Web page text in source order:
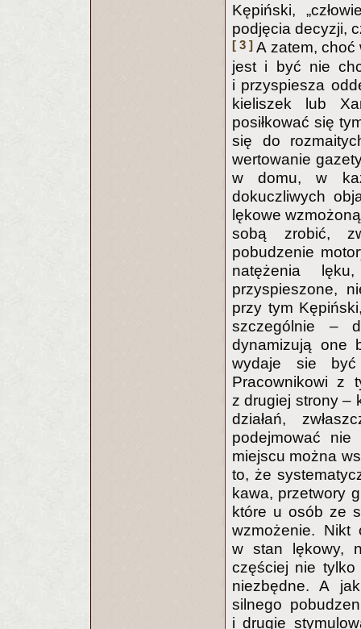
Kępiński,
podjęcia decyzji,
[ 3 ] A zatem, choć
jest i być nie
i przyspiesza
kieliszek lub
posiłkować się
się do
wertowanie
w domu, w
dokuczliwych
lękowe
sobą zrobić,
pobudzenie
natężenia
przyspieszone,
przy tym
szczególnie –
dynamizują one
wydaje sie być
Pracownikowi z
z drugiej strony –
działań,
podejmować
miejscu można
to, że
kawa, przetwory
które u osób ze
wzmożenie. Nikt
w stan lękowy,
częściej nie
niezbędne. A
silnego
i drugie